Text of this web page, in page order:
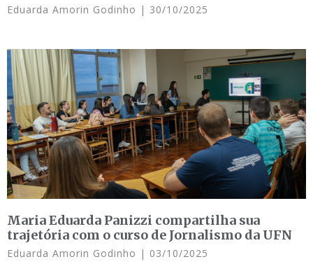
Eduarda Amorin Godinho 30/10/2025
Maria Eduarda Panizzi compartilha sua
trajetória com o curso de Jornalismo da UFN
Eduarda Amorin Godinho 03/10/2025